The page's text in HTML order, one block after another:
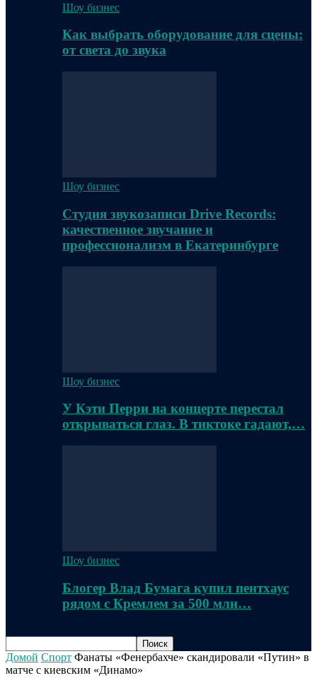
Шоу бизнес
Как выбрать оборудование для сцены:
от света до звука
Шоу бизнес
Студия звукозаписи Drive Records:
качественное звучание и
профессионализм в Екатеринбурге
Шоу бизнес
У Кэти Перри на концерте перестал
открываться глаз. В тиктоке гадают,…
Шоу бизнес
Блогер Влад Бумага купил пентхаус
рядом с Кремлем за 500 млн…
Домой Спорт Фанаты «Фенербахче» скандировали «Путин» в
матче с киевским «Динамо»